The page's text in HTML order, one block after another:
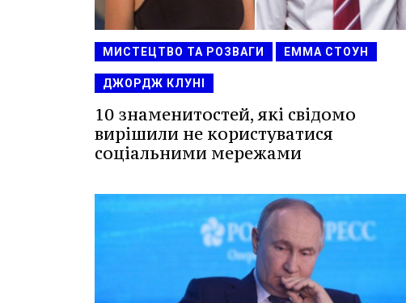
МИСТЕЦТВО ТА РОЗВАГИ ЕММА СТОУН
ДЖОРДЖ КЛУНІ
10 знаменитостей, які свідомо
вирішили не користуватися
соціальними мережами